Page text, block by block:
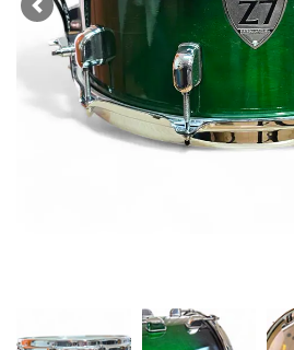
Previous